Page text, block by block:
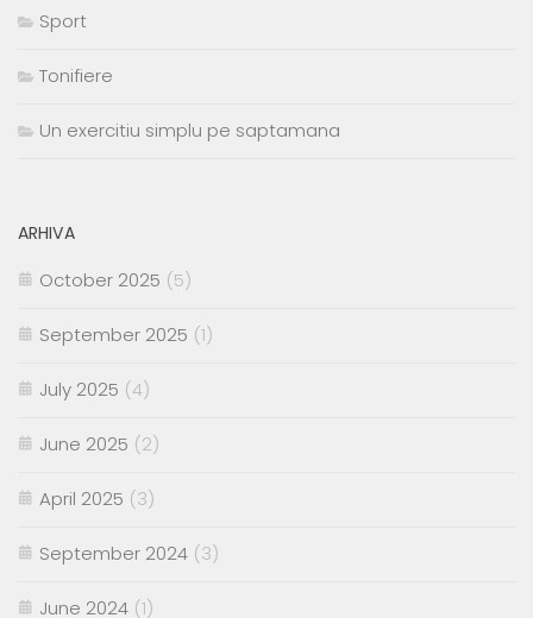
Sport
Tonifiere
Un exercitiu simplu pe saptamana
ARHIVA
October 2025 (5)
September 2025 (1)
July 2025 (4)
June 2025 (2)
April 2025 (3)
September 2024 (3)
June 2024 (1)